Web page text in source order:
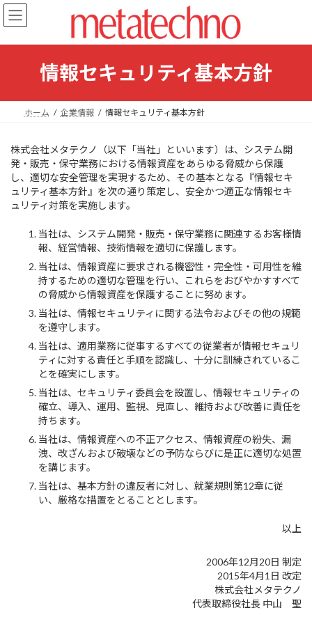
コ
ン
ン
キ
ナ
ビ
ー
に
情報セキュリティ基本方針
ホーム 企業情報 情報セキュリティ基本方針
株式会社メタテクノ（以下「当社」といいます）は、システム開
発・販売・保守業務における情報資産をあらゆる脅威から保護
し、適切な安全管理を実現するため、その基本となる『情報セキ
ュリティ基本方針』を次の通り策定し、安全かつ適正な情報セキ
ュリティ対策を実施します。
当社は、システム開発・販売・保守業務に関連するお客様情
報、経営情報、技術情報を適切に保護します。
当社は、情報資産に要求される機密性・完全性・可用性を維
持するための適切な管理を行い、これらをおびやかすすべて
の脅威から情報資産を保護することに努めます。
当社は、情報セキュリティに関する法令およびその他の規範
を遵守します。
当社は、適用業務に従事するすべての従業者が情報セキュリ
ティに対する責任と手順を認識し、十分に訓練されているこ
とを確実にします。
当社は、セキュリティ委員会を設置し、情報セキュリティの
確立、導入、運用、監視、見直し、維持および改善に責任を
持ちます。
当社は、情報資産への不正アクセス、情報資産の紛失、漏
洩、改ざんおよび破壊などの予防ならびに是正に適切な処置
を講じます。
当社は、基本方針の違反者に対し、就業規則第12章に従
い、厳格な措置をとることとします。
以上
2006年12月20日 制定
2015年4月1日 改定
株式会社メタテクノ
代表取締役社長 中山 聖